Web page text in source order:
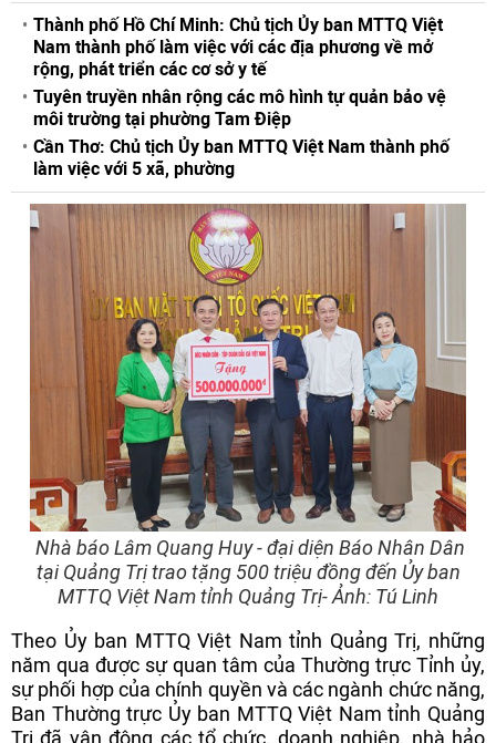
Thành phố Hồ Chí Minh: Chủ tịch Ủy ban MTTQ Việt
Nam thành phố làm việc với các địa phương về mở
rộng, phát triển các cơ sở y tế
Tuyên truyền nhân rộng các mô hình tự quản bảo vệ
môi trường tại phường Tam Điệp
Cần Thơ: Chủ tịch Ủy ban MTTQ Việt Nam thành phố
làm việc với 5 xã, phường
Nhà báo Lâm Quang Huy - đại diện Báo Nhân Dân
tại Quảng Trị trao tặng 500 triệu đồng đến Ủy ban
MTTQ Việt Nam tỉnh Quảng Trị- Ảnh: Tú Linh
Theo Ủy ban MTTQ Việt Nam tỉnh Quảng Trị, những
năm qua được sự quan tâm của Thường trực Tỉnh ủy,
sự phối hợp của chính quyền và các ngành chức năng,
Ban Thường trực Ủy ban MTTQ Việt Nam tỉnh Quảng
Trị đã vận động các tổ chức, doanh nghiệp, nhà hảo